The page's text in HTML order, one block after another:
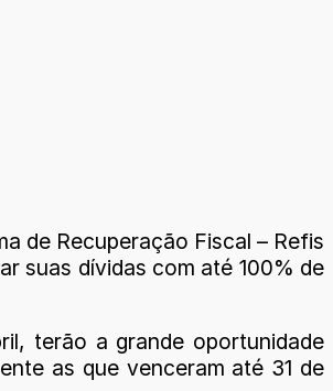
de Recuperação Fiscal – Refis
suas dívidas com até 100% de
terão a grande oportunidade
as que venceram até 31 de